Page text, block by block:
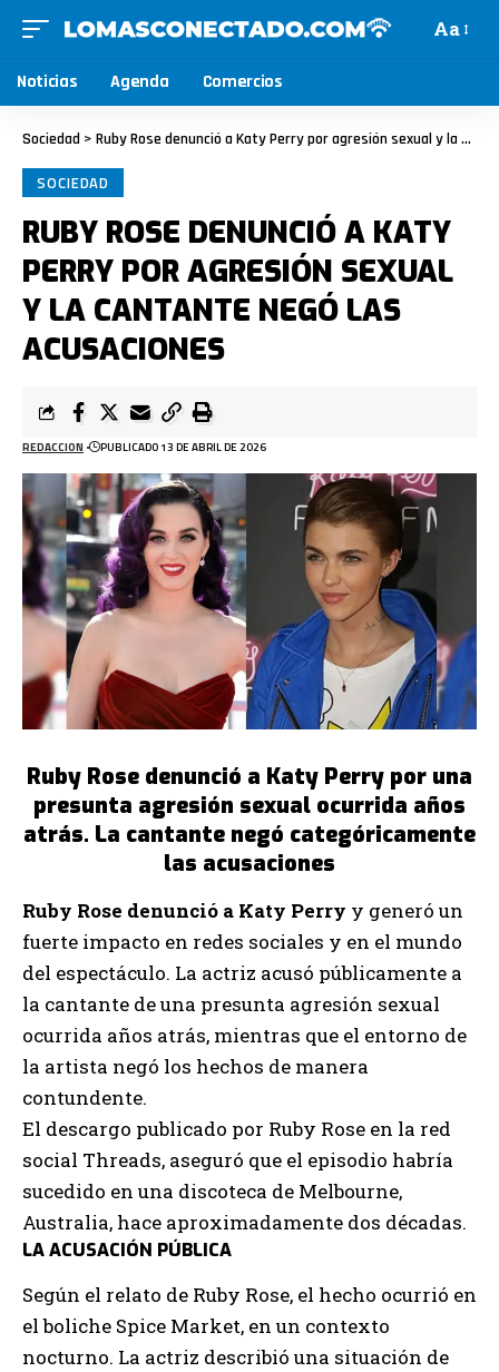
Aa
Noticias Agenda Comercios
Sociedad > Ruby Rose denunció a Katy Perry por agresión sexual y la cantante negó las acusaciones
SOCIEDAD
RUBY ROSE DENUNCIÓ A KATY
PERRY POR AGRESIÓN SEXUAL
Y LA CANTANTE NEGÓ LAS
ACUSACIONES
REDACCION PUBLICADO 13 DE ABRIL DE 2026
Ruby Rose denunció a Katy Perry por una
presunta agresión sexual ocurrida años
atrás. La cantante negó categóricamente
las acusaciones
Ruby Rose denunció a Katy Perry y generó un
fuerte impacto en redes sociales y en el mundo
del espectáculo. La actriz acusó públicamente a
la cantante de una presunta agresión sexual
ocurrida años atrás, mientras que el entorno de
la artista negó los hechos de manera
contundente.
El descargo publicado por Ruby Rose en la red
social Threads, aseguró que el episodio habría
sucedido en una discoteca de Melbourne,
Australia, hace aproximadamente dos décadas.
LA ACUSACIÓN PÚBLICA
Según el relato de Ruby Rose, el hecho ocurrió en
el boliche Spice Market, en un contexto
nocturno. La actriz describió una situación de